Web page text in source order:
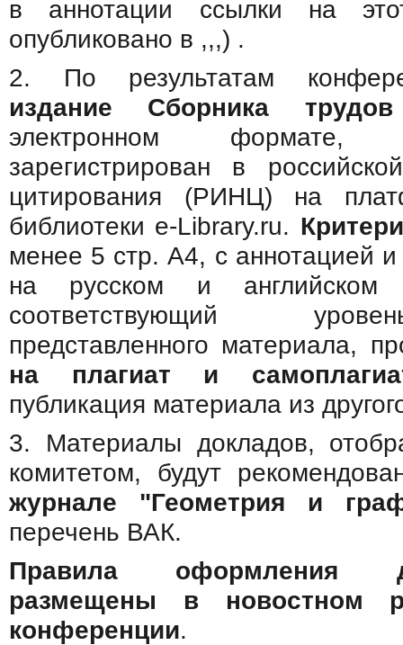
в аннотации ссылки на
опубликовано в ,,,) .
2. По результатам
издание Сборника
электронном формате,
зарегистрирован в
цитирования (РИНЦ) на
библиотеки e-Library.ru.
менее 5 стр. А4, с аннотацией
на русском и
соответствующий
представленного материала,
на плагиат и
публикация материала из
3. Материалы докладов,
комитетом, будут
журнале "Геометрия и
перечень ВАК.
Правила оформления
размещены в новостном
конференции.